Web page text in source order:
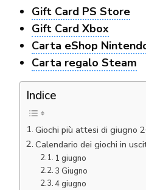
Gift Card PS Store
Gift Card Xbox
Carta eShop
Carta regalo Steam
Indice
Giochi più attesi di giugno
Calendario dei giochi in
1 giugno
3 Giugno
4 giugno